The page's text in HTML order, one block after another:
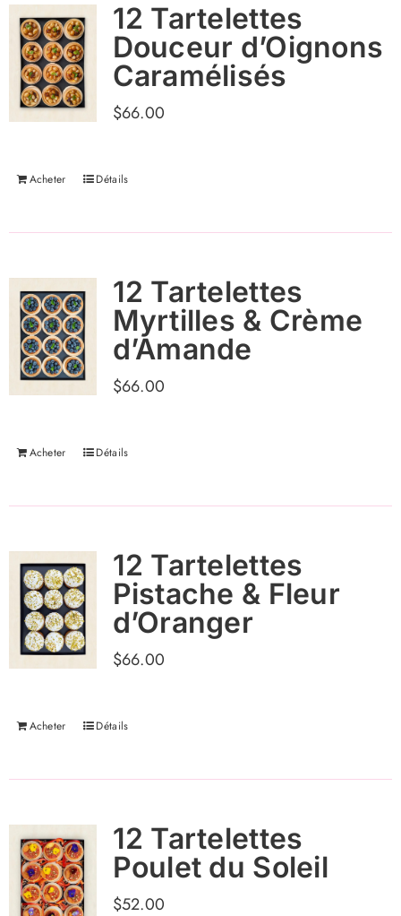
12 Tartelettes
Douceur d’Oignons
Caramélisés
$66.00
Acheter Détails
12 Tartelettes
Myrtilles & Crème
d’Amande
$66.00
Acheter Détails
12 Tartelettes
Pistache & Fleur
d’Oranger
$66.00
Acheter Détails
12 Tartelettes
Poulet du Soleil
$52.00